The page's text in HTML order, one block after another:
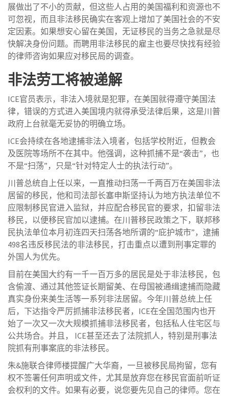
展做出了不小的贡献，但这些人占用的美国福利和资源也不
可忽视，而且非法移民确实在客观上增加了美国社会的不安
定因素。如果想安心留在美国，无证移民的当务之急就是尽
快解决身份问题。而聘用非法移民的雇主也要尽快找有经验
的律师咨询如果应对移民局的调查。
非法劳工将被递解
ICE官员表示，非法入境就是犯罪，在美国就得遵守美国法
律，错误的方式进入美国境内就得承受法律后果，这是川普
政府上台就毫无妥协的明确立场。
ICE会持续在各地逮捕非法入境者，包括学校附近，但教会
及医院等场所不在其中。他强调，这种抓捕不是“袭击”，也
不是“扫荡”，只是“针对特定人士的执法行动”。
川普总统自上任以来，一直推动扫荡一千两百万在美国非法
居留的移民，他和司法部长塞申斯坚持认为地方执法单位不
应限制移民官进入监狱，并应配合移民官的要求，扣留非法
移民，以便移民官加以逮捕。在川普移民政策之下，联邦移
民执法单位本月初连四天扫荡各地所谓的“庇护城市”，逮捕
498名违反移民法的非法移民，打击重点以遭到刑事定罪的
外国人为优先。
目前在美国大约有一千一百万多的居民是处于非法移民，包
含偷渡、通过其他签证长期留美、在母国被通缉逮捕而隐藏
真实身份来美生活等一系列非法居留。今年川普总统上任
后，下达指令严厉抓捕非法移民者，ICE在全国范围内也开
始了一次又一次大规模抓捕非法移民者，包括私人住宅区与
公共场合。并且， ICE甚至还去了法院抓人，特别是刑事法
院抓有刑事案底的非法移民。
朱&施联合律师楼提醒广大华裔，一旦被移民局拘留，您有
权不签署任何声明或文件，尤其是放弃您在移民官面前听证
会权利的文件。如果有必要，说您要先见自己的律师。您在